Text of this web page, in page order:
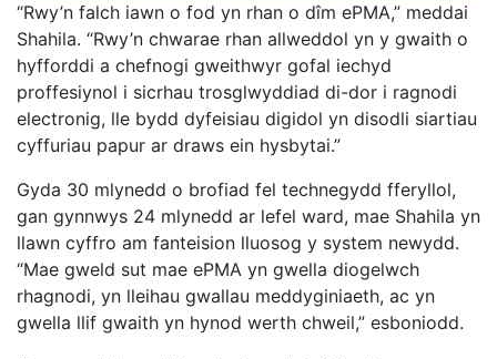
“Rwy’n falch iawn o fod yn rhan o dîm ePMA,” meddai
Shahila. “Rwy’n chwarae rhan allweddol yn y gwaith o
hyfforddi a chefnogi gweithwyr gofal iechyd
proffesiynol i sicrhau trosglwyddiad di-dor i ragnodi
electronig, lle bydd dyfeisiau digidol yn disodli siartiau
cyffuriau papur ar draws ein hysbytai.”
Gyda 30 mlynedd o brofiad fel technegydd fferyllol,
gan gynnwys 24 mlynedd ar lefel ward, mae Shahila yn
llawn cyffro am fanteision lluosog y system newydd.
“Mae gweld sut mae ePMA yn gwella diogelwch
rhagnodi, yn lleihau gwallau meddyginiaeth, ac yn
gwella llif gwaith yn hynod werth chweil,” esboniodd.